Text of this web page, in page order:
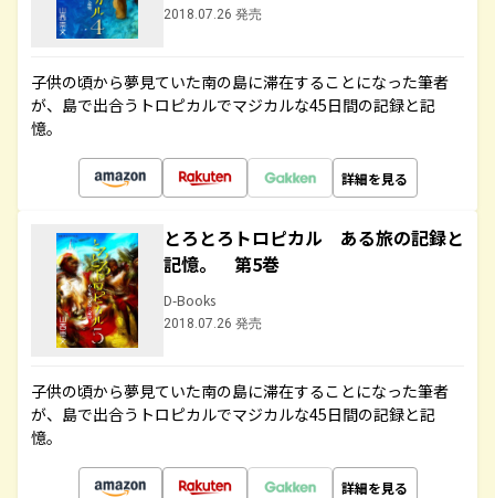
2018.07.26 発売
子供の頃から夢見ていた南の島に滞在することになった筆者
が、島で出合うトロピカルでマジカルな45日間の記録と記
憶。
詳細を見る
とろとろトロピカル ある旅の記録と
記憶。 第5巻
D-Books
2018.07.26 発売
子供の頃から夢見ていた南の島に滞在することになった筆者
が、島で出合うトロピカルでマジカルな45日間の記録と記
憶。
詳細を見る